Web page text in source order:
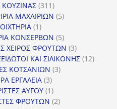
ΚΟΥΖΙΝΑΣ 311311
προϊόντα
ΜΑΧΑΙΡΙΩΝ 55
11
προϊόν
ΚΟΝΣΕΡΒΩΝ 55
προϊόντα
ΧΕΙΡΟΣ ΦΡΟΥΤΩΝ 33
προϊόντα
ΚΑΙ ΣΙΛΙΚΟΝΗΣ 1212
ΚΟΤΣΑΝΙΩΝ 33
ΕΡΓΑΛΕΙΑ 33
προϊόντα
ΑΥΓΟΥ 11
προϊόν
ΦΡΟΥΤΩΝ 22